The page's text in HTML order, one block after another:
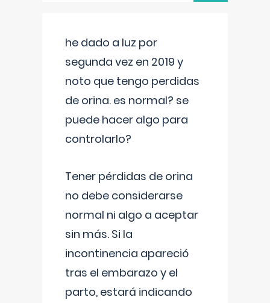
he dado a luz por
segunda vez en 2019 y
noto que tengo perdidas
de orina. es normal? se
puede hacer algo para
controlarlo?
Tener pérdidas de orina
no debe considerarse
normal ni algo a aceptar
sin más. Si la
incontinencia apareció
tras el embarazo y el
parto, estará indicando